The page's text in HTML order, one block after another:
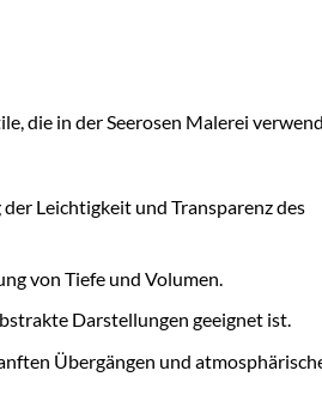
die in der Seerosen Malerei
Leichtigkeit und Transparenz des
von Tiefe und Volumen.
Darstellungen geeignet ist.
Übergängen und